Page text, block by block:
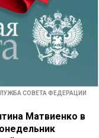
СОВЕТА ФЕДЕРАЦИИ
Матвиенко в